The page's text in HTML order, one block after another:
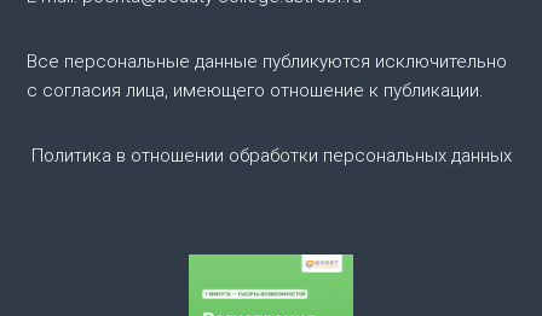
о
з
а
Все персональные данные публикуются исключительно
с согласия лица, имеющего отношение к публикации.
Политика в отношении обработки персональных данных